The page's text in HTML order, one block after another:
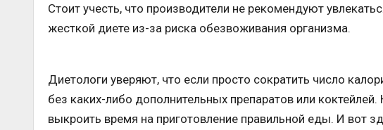
Стоит учесть, что производители не рекомендуют
жесткой диете из-за риска обезвоживания организма.
Диетологи уверяют, что если просто сократить число
без каких-либо дополнительных препаратов или
выкроить время на приготовление правильной еды. И вот